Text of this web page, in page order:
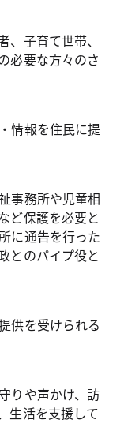
子育て世帯、
必要な方々のさ
情報を住民に提
事務所や児童相
ど保護を必要と
に通告を行った
とのパイプ役と
供を受けられる
りや声かけ、訪
生活を支援して